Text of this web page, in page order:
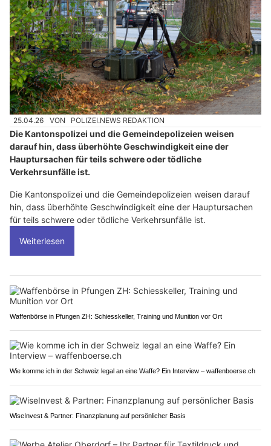
25.04.26 VON POLIZEI.NEWS REDAKTION
Die Kantonspolizei und die Gemeindepolizeien weisen
darauf hin, dass überhöhte Geschwindigkeit eine der
Hauptursachen für teils schwere oder tödliche
Verkehrsunfälle ist.
Die Kantonspolizei und die Gemeindepolizeien weisen darauf
hin, dass überhöhte Geschwindigkeit eine der Hauptursachen
für teils schwere oder tödliche Verkehrsunfälle ist.
Weiterlesen
Waffenbörse in Pfungen ZH: Schiesskeller, Training und Munition vor Ort
Wie komme ich in der Schweiz legal an eine Waffe? Ein Interview – waffenboerse.ch
WiseInvest & Partner: Finanzplanung auf persönlicher Basis